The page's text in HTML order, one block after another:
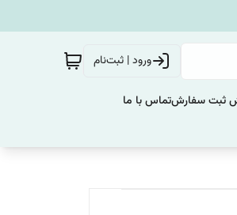
ورود | ثبت‌نام
ثبت سفارشتماس با ما